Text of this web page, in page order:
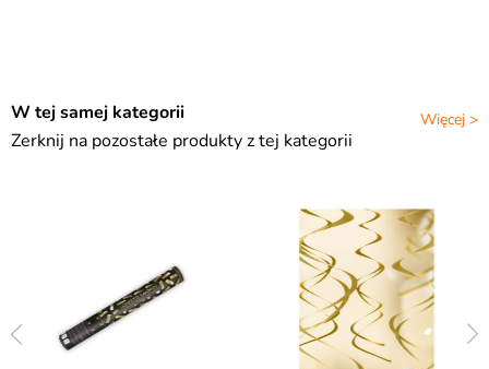
Więcej >
W tej samej kategorii
Zerknij na pozostałe produkty z tej kategorii